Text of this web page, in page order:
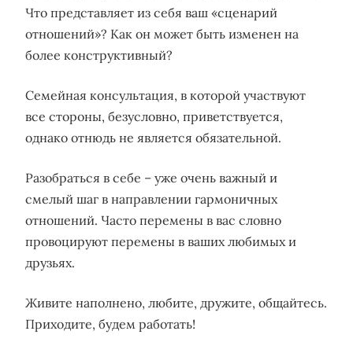
Что представляет из себя ваш «сценарий
отношений»? Как он может быть изменен на
более конструктивный?
Семейная консультация, в которой участвуют
все стороны, безусловно, приветствуется,
однако отнюдь не является обязательной.
Разобраться в себе – уже очень важный и
смелый шаг в направлении гармоничных
отношений. Часто перемены в вас словно
провоцируют перемены в ваших любимых и
друзьях.
Живите наполнено, любите, дружите, общайтесь.
Приходите, будем работать!